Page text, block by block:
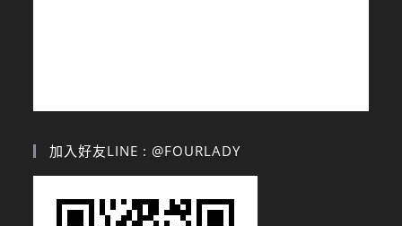
加入好友LINE : @FOURLADY